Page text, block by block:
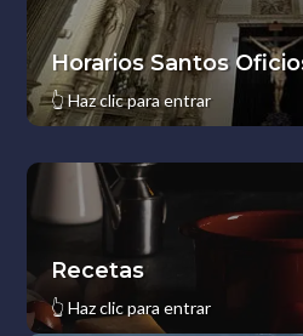
Horarios Santos
👆Haz clic para entrar
Recetas
👆 Haz clic para entrar